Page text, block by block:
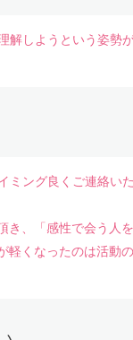
解しようという姿勢
ミング良くご連絡い
き、「感性で会う人
軽くなったのは活動